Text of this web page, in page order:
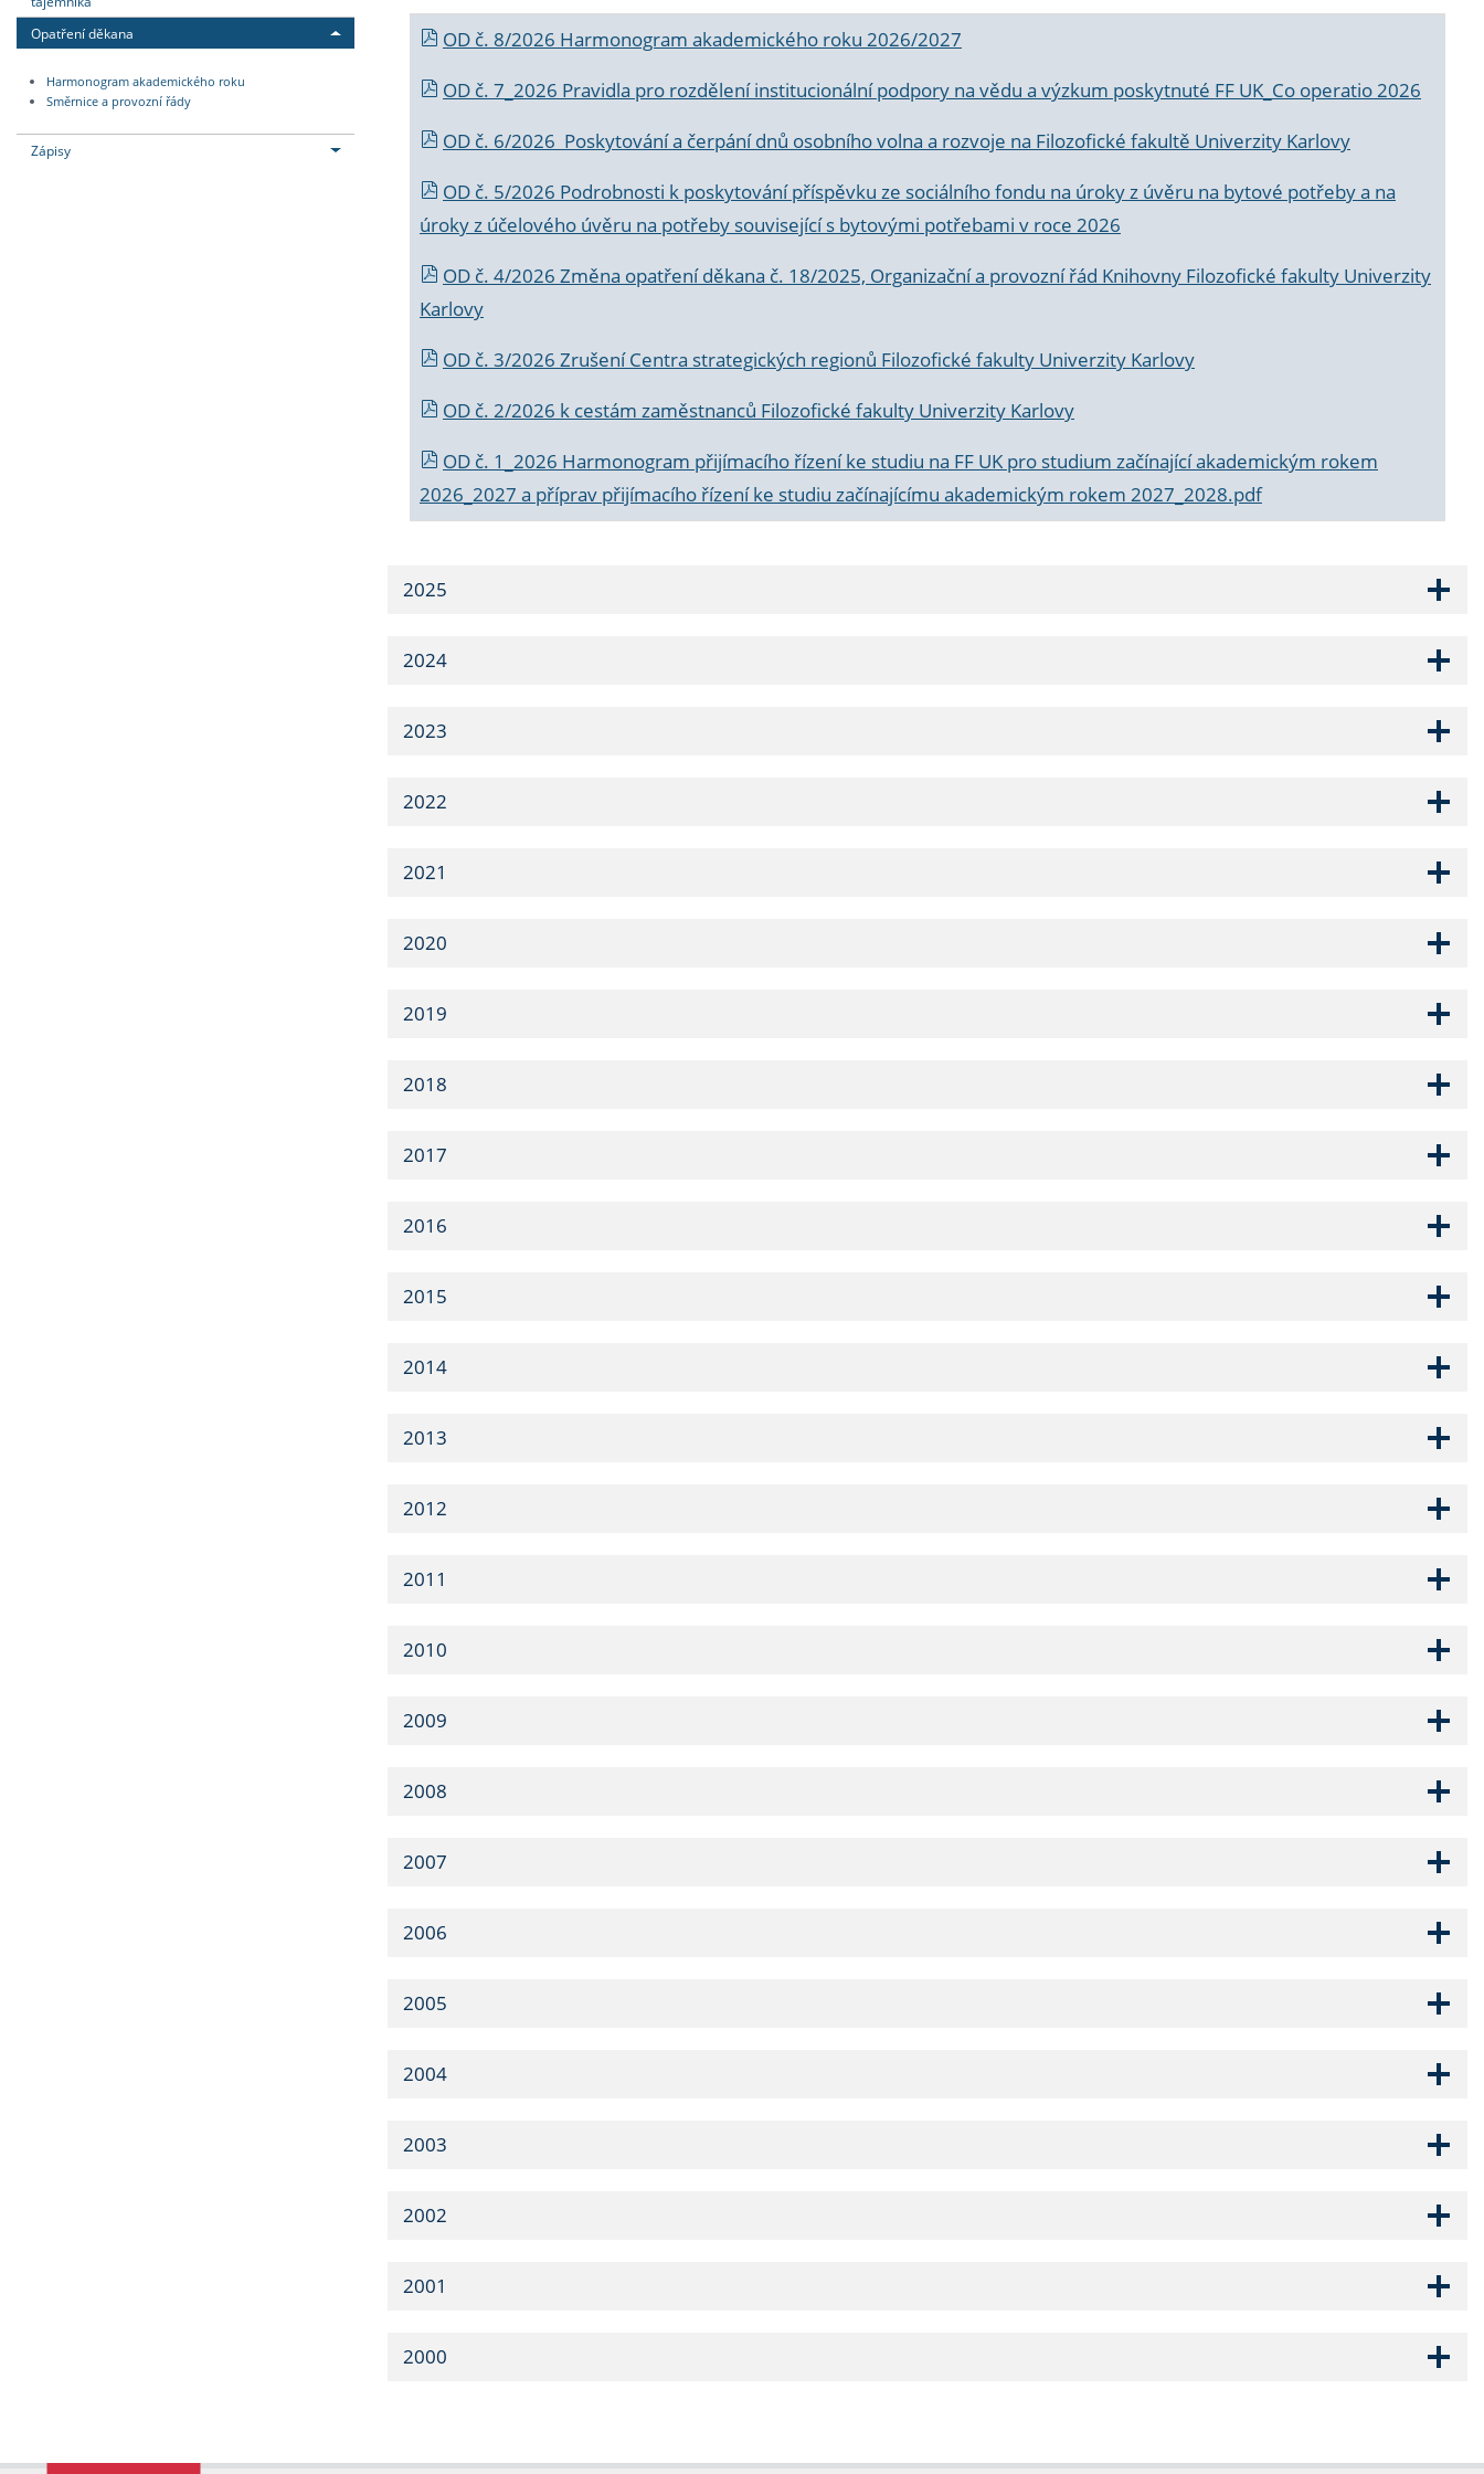
Opatření děkana
Harmonogram akademického roku
Směrnice a provozní řády
Zápisy
OD č. 8/2026 Harmonogram akademického roku 2026/2027
OD č. 7_2026 Pravidla pro rozdělení institucionální podpory na vědu a výzkum poskytnuté FF UK_Co operatio 2026
OD č. 6/2026 Poskytování a čerpání dnů osobního volna a rozvoje na Filozofické fakultě Univerzity Karlovy
OD č. 5/2026 Podrobnosti k poskytování příspěvku ze sociálního fondu na úroky z úvěru na bytové potřeby a na
úroky z účelového úvěru na potřeby související s bytovými potřebami v roce 2026
OD č. 4/2026 Změna opatření děkana č. 18/2025, Organizační a provozní řád Knihovny Filozofické fakulty Univerzity
Karlovy
OD č. 3/2026 Zrušení Centra strategických regionů Filozofické fakulty Univerzity Karlovy
OD č. 2/2026 k cestám zaměstnanců Filozofické fakulty Univerzity Karlovy
OD č. 1_2026 Harmonogram přijímacího řízení ke studiu na FF UK pro studium začínající akademickým rokem
2026_2027 a příprav přijímacího řízení ke studiu začínajícímu akademickým rokem 2027_2028.pdf
2025
2024
2023
2022
2021
2020
2019
2018
2017
2016
2015
2014
2013
2012
2011
2010
2009
2008
2007
2006
2005
2004
2003
2002
2001
2000